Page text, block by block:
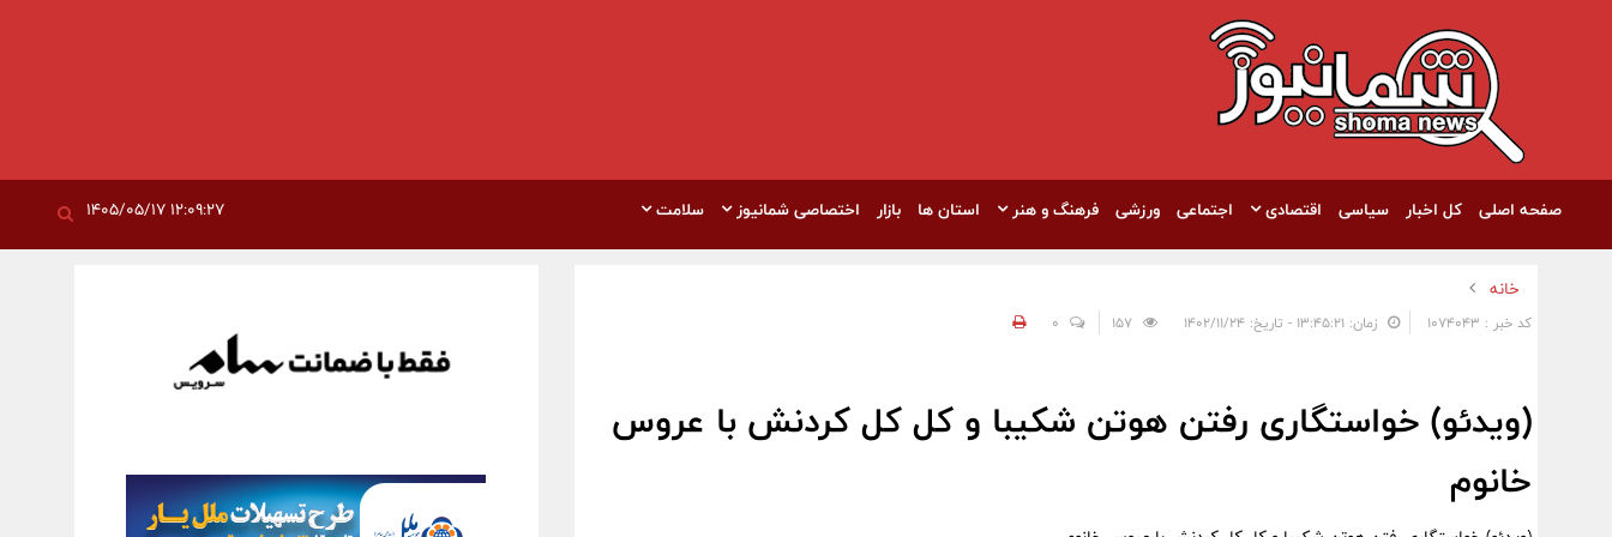
صفحه اصلی کل اخبار سیاسی اقتصادی اجتماعی ورزشی فرهنگ و هنر استان ها بازار اختصاصی شمانیوز سلامت
خانه
کد خبر : 1074043 زمان: ۱۳:۴۵:۲۱ - تاریخ: ۱۴۰۲/۱۱/۲۴ 0
(ویدئو) خواستگاری رفتن هوتن شکیبا و کل کل کردنش با عروس
خانوم